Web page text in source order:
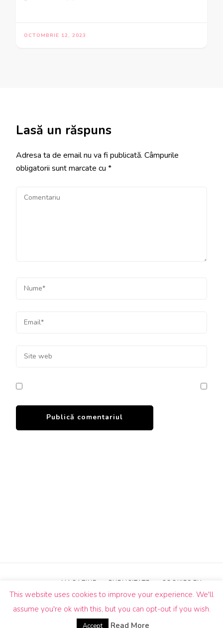
OCTOMBRIE 12, 2023
Lasă un răspuns
Adresa ta de email nu va fi publicată. Câmpurile
obligatorii sunt marcate cu *
rezervate.Blossom Pin | Dezvoltată deBlossom
Themes.Propulsată de
MAGAZINE PUBLICITATE COOKIES EU
This website uses cookies to improve your experience. We'll
assume you're ok with this, but you can opt-out if you wish.
Accept Read More